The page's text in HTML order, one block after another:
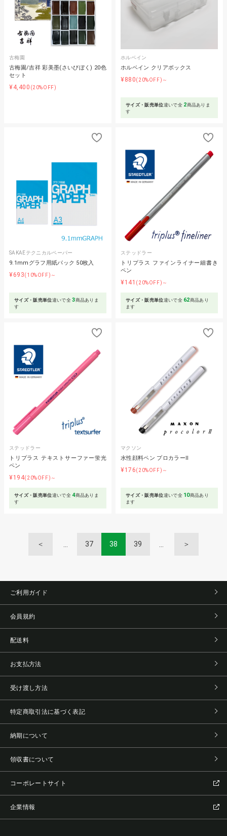
古梅園
古梅園/吉祥 彩美墨(さいびぼく) 20色
セット
¥4,400 (20%OFF)
ホルベイン
ホルベイン クリアボックス
¥880(20%OFF)～
サイズ・販売単位違いで全 2商品ありま
す
SAKAEテクニカルペーパー
9.1mmグラフ用紙パック 50枚入
¥693(10%OFF)～
サイズ・販売単位違いで全3商品ありま
す
ステッドラー
トリプラス ファインライナー細書き
ペン
¥141 (20%OFF)～
サイズ・販売単位違いで全 62商品あり
ます
ステッドラー
トリプラス テキストサーファー蛍光
ペン
¥194(20%OFF)～
サイズ・販売単位違いで全4商品ありま
す
マクソン
水性顔料ペン プロカラーⅡ
¥176(20%OFF)～
サイズ・販売単位違いで全 10商品あり
ます
＜ 37 38 39 ＞
ご利用ガイド
会員規約
配送料
お支払方法
受け渡し方法
特定商取引法に基づく表記
納期について
領収書について
コーポレートサイト
企業情報